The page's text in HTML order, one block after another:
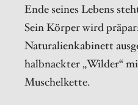
Ende seines Lebens
Sein Körper wird
Naturalienkabinett
halbnackter „Wilder“
Muschelkette.